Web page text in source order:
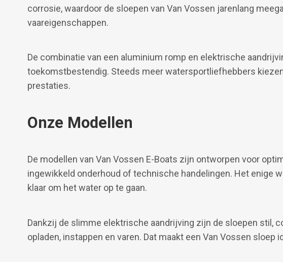
corrosie, waardoor de sloepen van Van Vossen jarenlang
vaareigenschappen.
De combinatie van een aluminium romp en elektrische
toekomstbestendig. Steeds meer watersportliefhebbers
prestaties.
Onze Modellen
De modellen van Van Vossen E-Boats zijn ontworpen voor
ingewikkeld onderhoud of technische handelingen. Het enige
klaar om het water op te gaan.
Dankzij de slimme elektrische aandrijving zijn de sloepen stil,
opladen, instappen en varen. Dat maakt een Van Vossen